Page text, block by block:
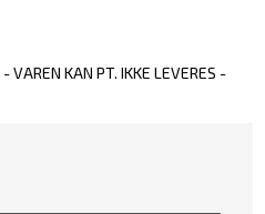
VAREN KAN PT. IKKE LEVERES -